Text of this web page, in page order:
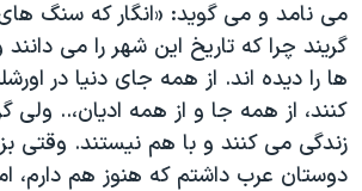
می نامد و می گوید: «انگار که سنگ
گریند چرا که تاریخ این شهر را می
ها را دیده اند. از همه جای دنیا در
کنند، از همه جا و از همه ادیان،.. ولی
زندگی می کنند و با هم نیستند. وقتی
دوستان عرب داشتم که هنوز هم دارم،